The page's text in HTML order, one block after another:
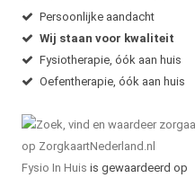
Persoonlijke aandacht
Wij staan voor kwaliteit
Fysiotherapie, óók aan huis
Oefentherapie, óók aan huis
Fysio In Huis is gewaardeerd op